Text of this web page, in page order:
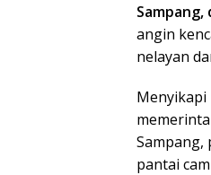
Sampang,
angin
nelayan
Menyikapi
Sampang,
pantai